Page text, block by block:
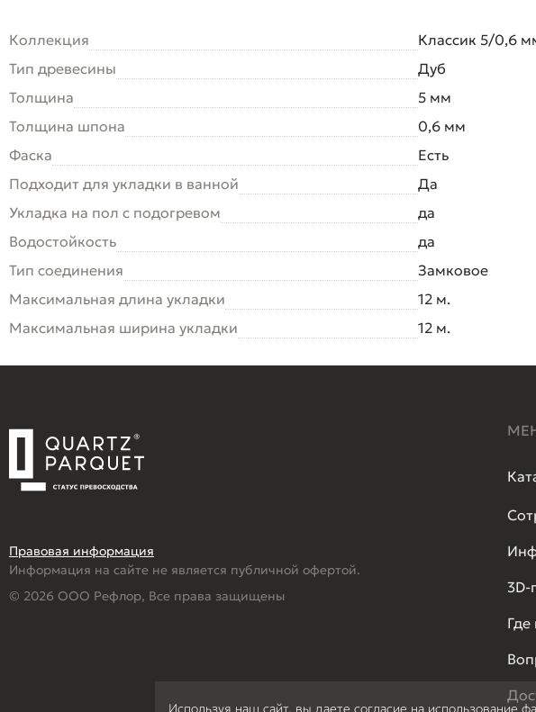
Коллекция
Классик 5/0,6
Тип древесины
Дуб
Толщина
5 мм
Толщина шпона
0,6 мм
Фаска
Есть
Подходит для укладки в ванной
Да
Укладка на пол c подогревом
да
Водостойкость
да
Тип соединения
Замковое
Максимальная длина укладки
12 м.
Максимальная ширина укладки
12 м.
Правовая информация
Информация на сайте не является публичной офертой.
© 2026 ООО Рефлор, Все права защищены
3D-
Где
Используя наш сайт, вы даете согласие на использование